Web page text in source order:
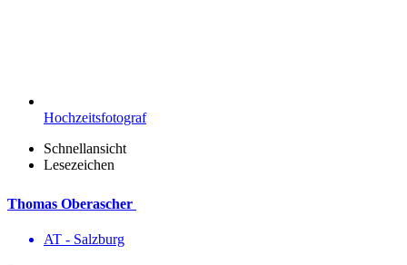
Hochzeitsfotograf
Schnellansicht
Lesezeichen
Thomas Oberascher
AT - Salzburg